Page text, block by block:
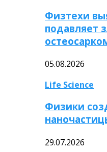
Физтехи
подавляет
05.08.2026
Life Science
Физики
29.07.2026